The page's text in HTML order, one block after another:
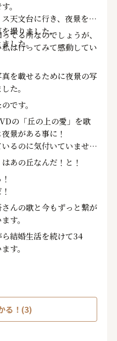
。
天文台に行き、夜景をバ
を撮りました。
した。
てる所なのでしょうが、
は行ってみて感動してい
を載せるために夜景の写
た。
です。
の「丘の上の愛」を歌
景がある事に！
るのに気付いていません
あの丘なんだ！と！
んの歌と今もずっと繋が
す。
結婚生活を続けて34
す。
る！(3)